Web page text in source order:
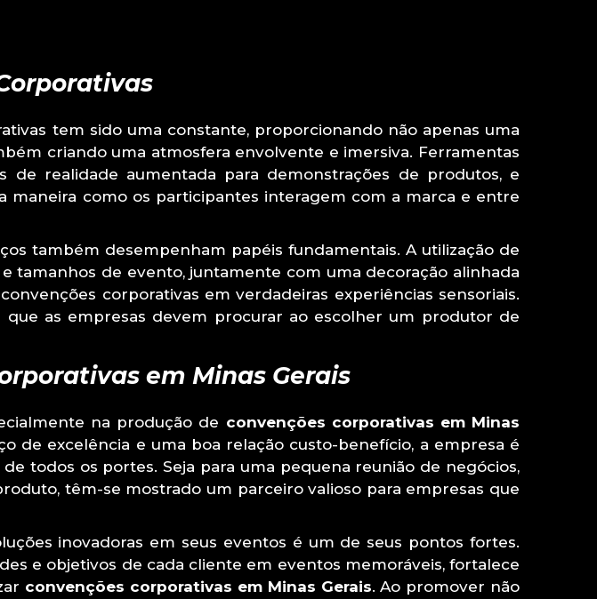
tem sido uma constante, proporcionando não apenas uma
criando uma atmosfera envolvente e imersiva. Ferramentas
de realidade aumentada para demonstrações de produtos, e
maneira como os participantes interagem com a marca e entre
também desempenham papéis fundamentais. A utilização de
tamanhos de evento, juntamente com uma decoração alinhada
corporativas em verdadeiras experiências sensoriais.
que as empresas devem procurar ao escolher um produtor de
em Minas Gerais
na produção de convenções corporativas em Minas
de excelência e uma boa relação custo-benefício, a empresa é
todos os portes. Seja para uma pequena reunião de negócios,
têm-se mostrado um parceiro valioso para empresas que
inovadoras em seus eventos é um de seus pontos fortes.
e objetivos de cada cliente em eventos memoráveis, fortalece
convenções corporativas em Minas Gerais. Ao promover não